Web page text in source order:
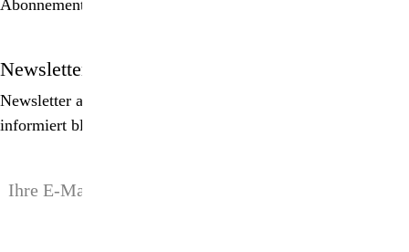
Abonnement bestellen
Newsletter
Newsletter abonnieren, Spezialangebote erhalten und
informiert bleiben!